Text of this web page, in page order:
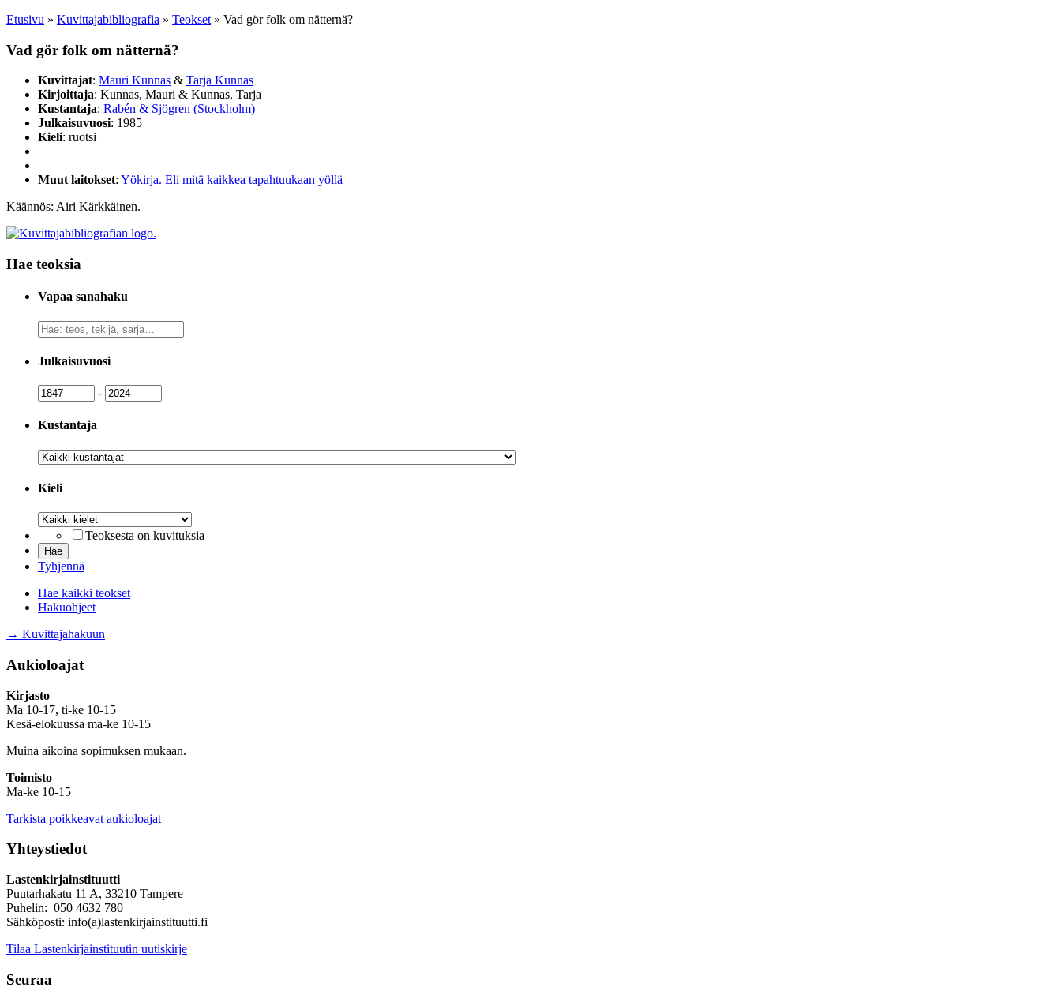
Etusivu » Kuvittaja­bibliografia » Teokset » Vad gör folk om nätternä?
Vad gör folk om nätternä?
Kuvittajat: Mauri Kunnas & Tarja Kunnas
Kirjoittaja: Kunnas, Mauri & Kunnas, Tarja
Kustantaja: Rabén & Sjögren (Stockholm)
Julkaisuvuosi: 1985
Kieli: ruotsi
Muut laitokset: Yökirja. Eli mitä kaikkea tapahtuukaan yöllä
Käännös: Airi Kärkkäinen.
Hae teoksia
Vapaa sanahaku
Vapaa
sanahaku
Julkaisuvuosi
Julkaisuvuosi
- Julkaisuvuosi
Kustantaja
Kustantaja
Kieli
Kieli
Teoksesta on kuvituksia
Tyhjennä
Hae kaikki teokset
Hakuohjeet
→ Kuvittajahakuun
Aukioloajat
Kirjasto
Ma 10-17, ti-ke 10-15
Kesä-elokuussa ma-ke 10-15
Muina aikoina sopimuksen mukaan.
Toimisto
Ma-ke 10-15
Tarkista poikkeavat aukioloajat
Yhteystiedot
Lastenkirjainstituutti
Puutarhakatu 11 A, 33210 Tampere
Puhelin: 050 4632 780
Sähköposti: info(a)lastenkirjainstituutti.fi
Tilaa Lastenkirjainstituutin uutiskirje
Seuraa